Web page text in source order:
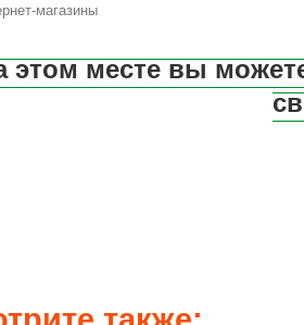
магазины
этом месте вы